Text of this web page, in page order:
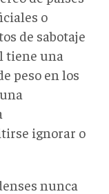
o
de sabotaje
tiene una
peso en los
ignorar o
nunca